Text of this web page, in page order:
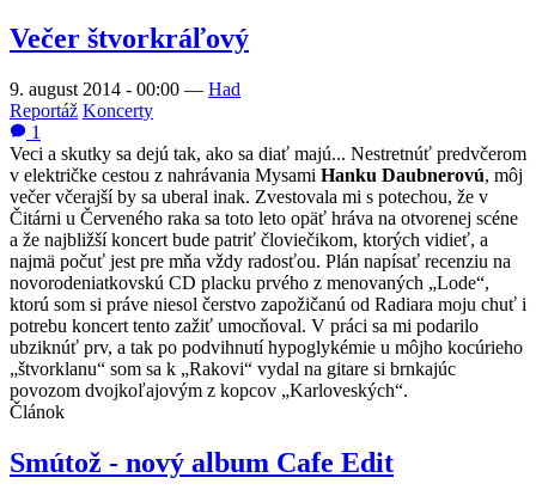
Večer štvorkráľový
9. august 2014 - 00:00 — Had
Reportáž Koncerty
1
Veci a skutky sa dejú tak, ako sa diať majú... Nestretnúť predvčerom
v električke cestou z nahrávania Mysami Hanku Daubnerovú, môj
večer včerajší by sa uberal inak. Zvestovala mi s potechou, že v
Čitárni u Červeného raka sa toto leto opäť hráva na otvorenej scéne
a že najbližší koncert bude patriť človiečikom, ktorých vidieť, a
najmä počuť jest pre mňa vždy radosťou. Plán napísať recenziu na
novorodeniatkovskú CD placku prvého z menovaných „Lode“,
ktorú som si práve niesol čerstvo zapožičanú od Radiara moju chuť i
potrebu koncert tento zažiť umocňoval. V práci sa mi podarilo
ubziknúť prv, a tak po podvihnutí hypoglykémie u môjho kocúrieho
„štvorklanu“ som sa k „Rakovi“ vydal na gitare si brnkajúc
povozom dvojkoľajovým z kopcov „Karloveských“.
Článok
Smútož - nový album Cafe Edit